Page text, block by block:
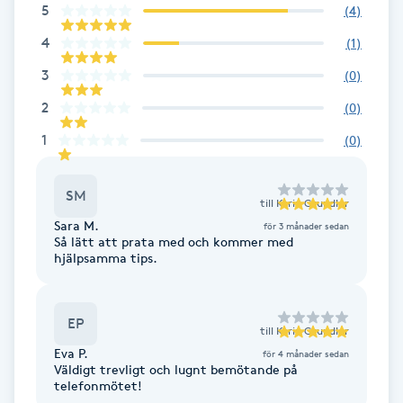
Fotsvamp
Fotvård
Fransar
Fransfärgning
Fransförlängning
Fransförlängning Megavolym
Fransförlängning Volym
5 (4)
4 (1)
3 (0)
2 (0)
1 (0)
SM till Karin Grundler
Sara M. för 3 månader sedan
Så lätt att prata med och kommer med
hjälpsamma tips.
EP till Karin Grundler
Eva P. för 4 månader sedan
Väldigt trevligt och lugnt bemötande på
telefonmötet!